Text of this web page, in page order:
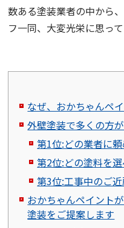
数ある塗装業者の中から
フ一同、大変光栄に思っ
なぜ、おかちゃんペ
外壁塗装で多くの方
第1位:どの業者に
第2位:どの塗料を
第3位:工事中のご
おかちゃんペイント
塗装をご提案します